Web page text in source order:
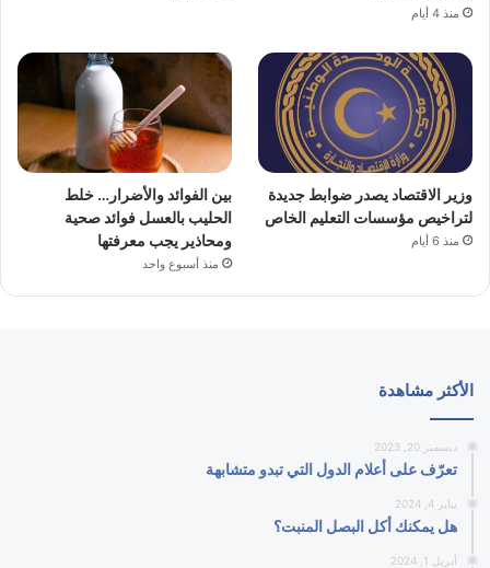
منذ 4 أيام
وزير الاقتصاد يصدر ضوابط جديدة
لتراخيص مؤسسات التعليم الخاص
منذ 6 أيام
بين الفوائد والأضرار… خلط
الحليب بالعسل فوائد صحية
ومحاذير يجب معرفتها
منذ أسبوع واحد
الأكثر مشاهدة
ديسمبر 20, 2023
تعرّف على أعلام الدول التي تبدو متشابهة
يناير 4, 2024
هل يمكنك أكل البصل المنبت؟
أبريل 1, 2024